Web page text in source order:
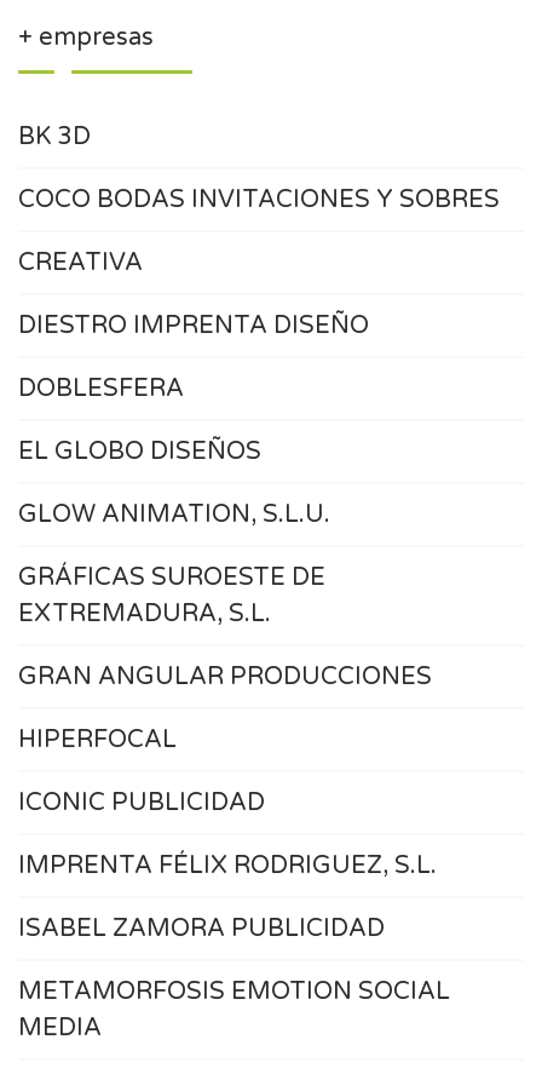
+ empresas
BK 3D
COCO BODAS INVITACIONES Y SOBRES
CREATIVA
DIESTRO IMPRENTA DISEÑO
DOBLESFERA
EL GLOBO DISEÑOS
GLOW ANIMATION, S.L.U.
GRÁFICAS SUROESTE DE
EXTREMADURA, S.L.
GRAN ANGULAR PRODUCCIONES
HIPERFOCAL
ICONIC PUBLICIDAD
IMPRENTA FÉLIX RODRIGUEZ, S.L.
ISABEL ZAMORA PUBLICIDAD
METAMORFOSIS EMOTION SOCIAL
MEDIA